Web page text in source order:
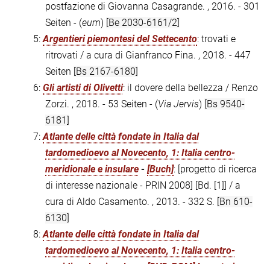
postfazione di Giovanna Casagrande. , 2016. - 301
Seiten - (eum) [Be 2030-6161/2]
5:Argentieri piemontesi del Settecento: trovati e
ritrovati / a cura di Gianfranco Fina. , 2018. - 447
Seiten [Bs 2167-6180]
6: Gli artisti di Olivetti: il dovere della bellezza / Renzo
Zorzi. , 2018. - 53 Seiten - (Via Jervis) [Bs 9540-
6181]
7:Atlante delle città fondate in Italia dal
tardomedioevo al Novecento, 1: Italia centro-
meridionale e insulare - [Buch]: [progetto di ricerca
di interesse nazionale - PRIN 2008] [Bd. [1]] / a
cura di Aldo Casamento. , 2013. - 332 S. [Bn 610-
6130]
8:Atlante delle città fondate in Italia dal
tardomedioevo al Novecento, 1: Italia centro-